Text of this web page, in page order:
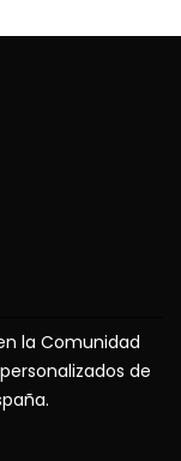
la Comunidad
de